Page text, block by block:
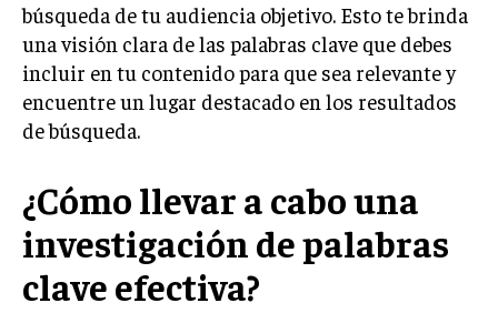
GESTIÓN DEL CAMBIO
LIDERAZGO
HABILIDADES DIRECTIVAS
EMPRENDIMIENTO
PLANIFICACIÓN EMPRESARIAL
FINANZAS
FINANZAS Y CONTABILIDAD
GESTIÓN DE RECURSOS FINANCIEROS
búsqueda de tu audiencia objetivo. Esto te brinda
una visión clara de las palabras clave que debes
incluir en tu contenido para que sea relevante y
encuentre un lugar destacado en los resultados
de búsqueda.
¿Cómo llevar a cabo una
investigación de palabras
clave efectiva?